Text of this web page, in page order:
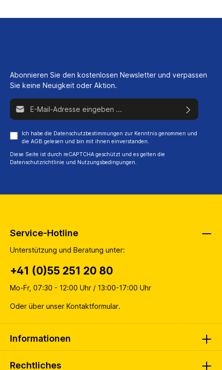
Abonnieren Sie den kostenlosen Newsletter und verpassen
Sie keine Neuigkeit oder Aktion.
E-Mail-Adresse*
Ich habe die Datenschutzbestimmungen zur Kenntnis genommen und
die AGB gelesen und bin mit ihnen einverstanden.
Diese Seite ist durch reCAPTCHA geschützt und es gelten die
Datenschutzrichtlinie und Nutzungsbedingungen
Service-Hotline
Unterstützung und Beratung unter:
+41 (0)55 251 20 80
Mo-Fr, 07:30 - 12:00 Uhr / 13:00-17:00 Uhr
Oder über unser Kontaktformular.
Informationen
Rechtliches